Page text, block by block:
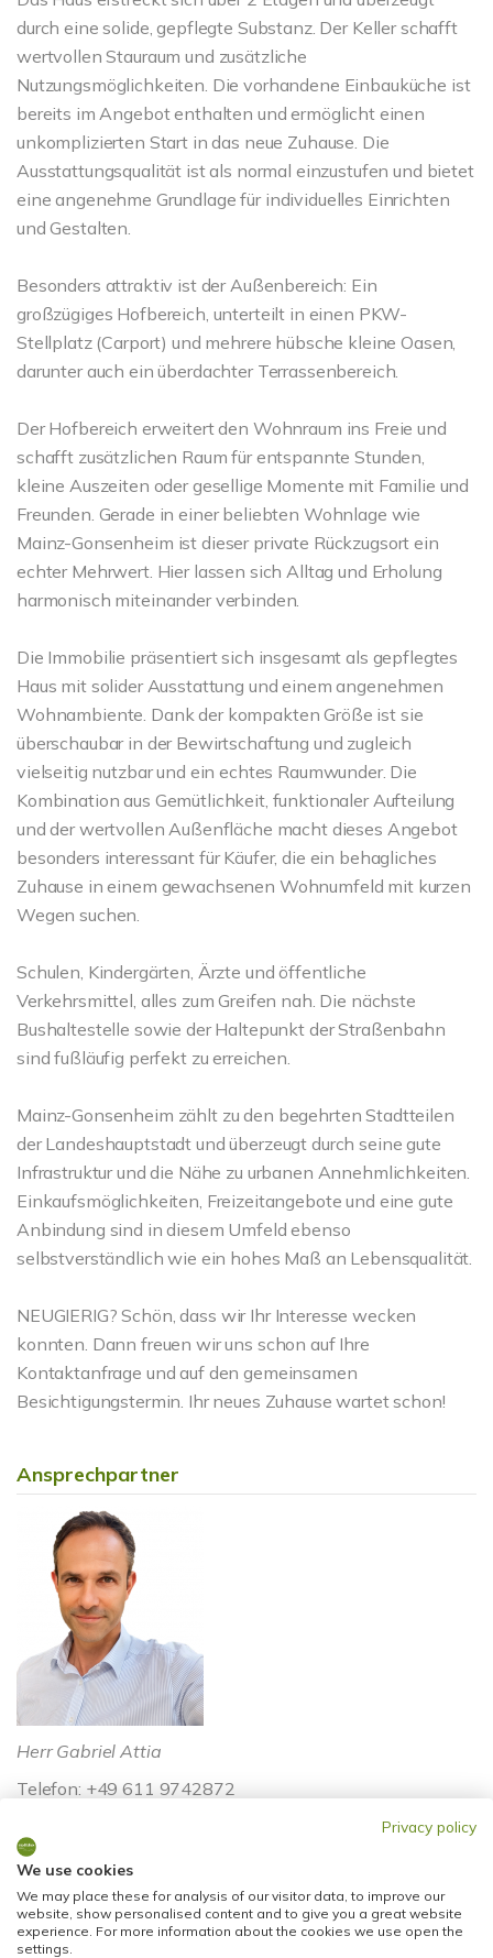
durch eine solide, gepflegte Substanz. Der Keller schafft
wertvollen Stauraum und zusätzliche
Nutzungsmöglichkeiten. Die vorhandene Einbauküche ist
bereits im Angebot enthalten und ermöglicht einen
unkomplizierten Start in das neue Zuhause. Die
Ausstattungsqualität ist als normal einzustufen und bietet
eine angenehme Grundlage für individuelles Einrichten
und Gestalten.
Besonders attraktiv ist der Außenbereich: Ein
großzügiges Hofbereich, unterteilt in einen PKW-
Stellplatz (Carport) und mehrere hübsche kleine Oasen,
darunter auch ein überdachter Terrassenbereich.
Der Hofbereich erweitert den Wohnraum ins Freie und
schafft zusätzlichen Raum für entspannte Stunden,
kleine Auszeiten oder gesellige Momente mit Familie und
Freunden. Gerade in einer beliebten Wohnlage wie
Mainz-Gonsenheim ist dieser private Rückzugsort ein
echter Mehrwert. Hier lassen sich Alltag und Erholung
harmonisch miteinander verbinden.
Die Immobilie präsentiert sich insgesamt als gepflegtes
Haus mit solider Ausstattung und einem angenehmen
Wohnambiente. Dank der kompakten Größe ist sie
überschaubar in der Bewirtschaftung und zugleich
vielseitig nutzbar und ein echtes Raumwunder. Die
Kombination aus Gemütlichkeit, funktionaler Aufteilung
und der wertvollen Außenfläche macht dieses Angebot
besonders interessant für Käufer, die ein behagliches
Zuhause in einem gewachsenen Wohnumfeld mit kurzen
Wegen suchen.
Schulen, Kindergärten, Ärzte und öffentliche
Verkehrsmittel, alles zum Greifen nah. Die nächste
Bushaltestelle sowie der Haltepunkt der Straßenbahn
sind fußläufig perfekt zu erreichen.
Mainz-Gonsenheim zählt zu den begehrten Stadtteilen
der Landeshauptstadt und überzeugt durch seine gute
Infrastruktur und die Nähe zu urbanen Annehmlichkeiten.
Einkaufsmöglichkeiten, Freizeitangebote und eine gute
Anbindung sind in diesem Umfeld ebenso
selbstverständlich wie ein hohes Maß an Lebensqualität.
NEUGIERIG? Schön, dass wir Ihr Interesse wecken
konnten. Dann freuen wir uns schon auf Ihre
Kontaktanfrage und auf den gemeinsamen
Besichtigungstermin. Ihr neues Zuhause wartet schon!
Ansprechpartner
Herr Gabriel Attia
Telefon: +49 611 9742872
info@stadtblick-immobilien.de
Privacy policy
We use cookies
We may place these for analysis of our visitor data, to improve our
website, show personalised content and to give you a great website
experience. For more information about the cookies we use open the
settings.